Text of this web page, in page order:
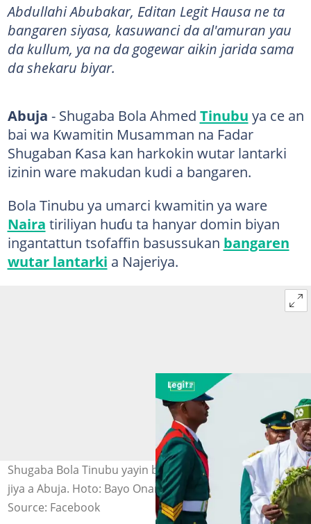
Abdullahi Abubakar, Editan Legit Hausa ne ta
bangaren siyasa, kasuwanci da al'amuran yau
da kullum, ya na da gogewar aikin jarida sama
da shekaru biyar.
Abuja - Shugaba Bola Ahmed Tinubu ya ce an
bai wa Kwamitin Musamman na Fadar
Shugaban Ƙasa kan harkokin wutar lantarki
izinin ware makudan kudi a bangaren.
Bola Tinubu ya umarci kwamitin ya ware
Naira tiriliyan huɗu ta hanyar domin biyan
ingantattun tsofaffin basussukan bangaren
wutar lantarki a Najeriya.
Shugaba Bola Tinubu yayin bikin ranar tunawa da mazan
jiya a Abuja. Hoto: Bayo Onanuga.
Source: Facebook